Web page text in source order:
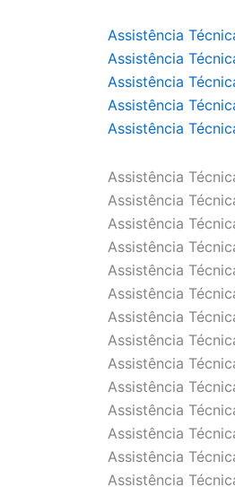
Assistência
Assistência
Assistência
Assistência
Assistência
Assistência
Assistência
Assistência
Assistência
Assistência
Assistência
Assistência
Assistência
Assistência
Assistência
Assistência
Assistência
Assistência
Assistência